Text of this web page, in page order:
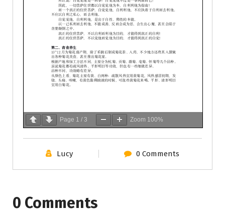
Page 1 / 3 Zoom 100%
Lucy 0 Comments
0 Comments